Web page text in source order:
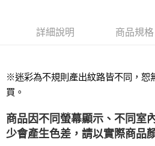
３．安心：先確認商品／服務後，再付款。
結帳頁面，進行簡訊認證並確認金額後，即
３．收到繳費通知簡訊後14天內，點擊此簡
※ 請注意：結帳手續完成當下不需立刻繳
購買商品的店家。未經商家同意取消之訂單
後付繳納相關費用。
運送方式
每筆NT$60，滿NT$1,000(含以上)免
萊爾富取貨付款
每筆NT$60，滿NT$1,000(含以上)免
7-11取貨付款
詳細說明 商品規格
※迷彩為不規則產出紋路皆不同，恕
買。
商品因不同螢幕顯示、不同室
少會產生色差，請以實際商品